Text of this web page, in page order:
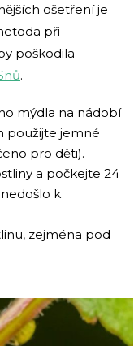
ošetření je
při
poškodila
.
mýdla na nádobí
použijte jemné
pro děti).
a počkejte 24
k
zejména pod